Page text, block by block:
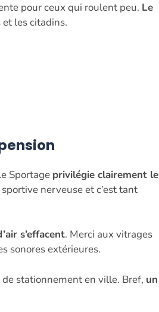
pour ceux qui roulent peu. Le
les citadins.
Sportage privilégie clairement le
nerveuse et c’est tant
s’effacent. Merci aux vitrages
sonores extérieures.
stationnement en ville. Bref, un